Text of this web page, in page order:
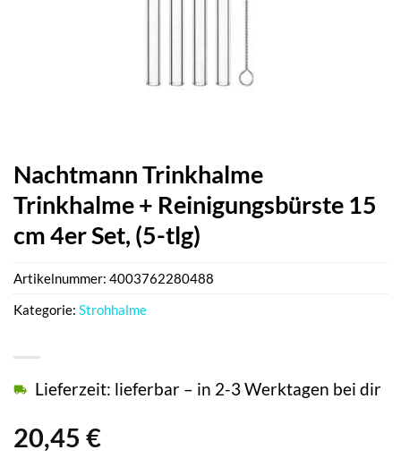
Nachtmann Trinkhalme
Trinkhalme + Reinigungsbürste 15
cm 4er Set, (5-tlg)
20,45 €
Lieferzeit: lieferbar – in 2-3 Werktagen bei dir
Artikelnummer: 4003762280488
Kategorie: Strohhalme